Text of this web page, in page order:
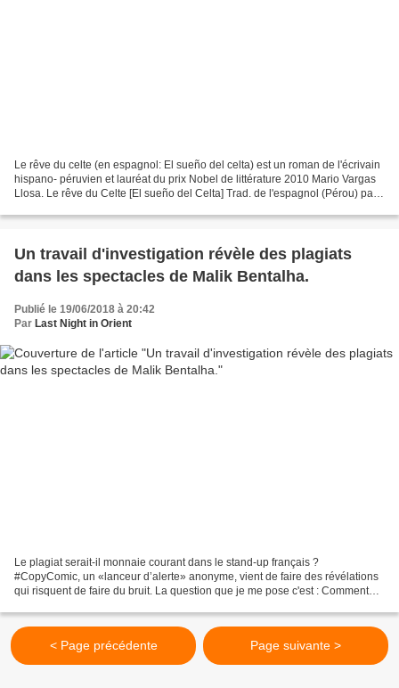
Le rêve du celte (en espagnol: El sueño del celta) est un roman de l'écrivain
hispano- péruvien et lauréat du prix Nobel de littérature 2010 Mario Vargas
Llosa. Le rêve du Celte [El sueño del Celta] Trad. de l'espagnol (Pérou) par
Un travail d'investigation révèle des plagiats
dans les spectacles de Malik Bentalha.
Publié le 19/06/2018 à 20:42
Par Last Night in Orient
Le plagiat serait-il monnaie courant dans le stand-up français ?
#CopyComic, un «lanceur d’alerte» anonyme, vient de faire des révélations
qui risquent de faire du bruit. La question que je me pose c'est : Comment
< Page précédente Page suivante >